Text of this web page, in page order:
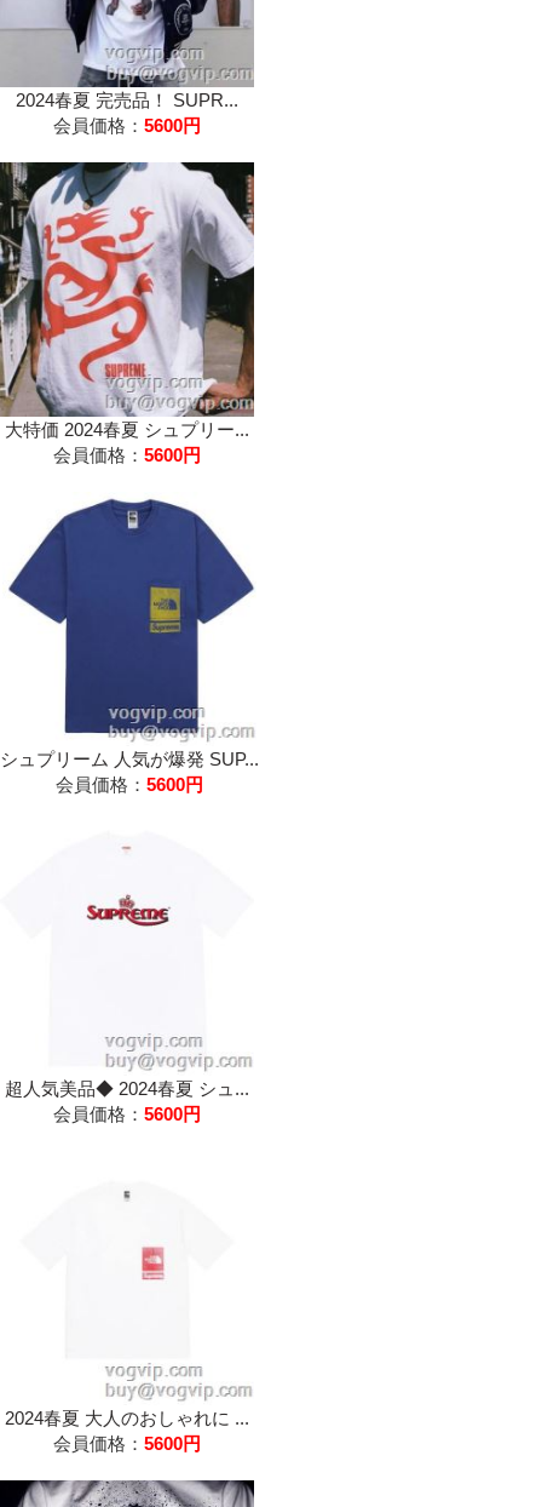
2024春夏 完売品！ SUPR...
会員価格： 5600円
大特価 2024春夏 シュプリー...
会員価格： 5600円
シュプリーム 人気が爆発 SUP...
会員価格： 5600円
超人気美品◆ 2024春夏 シュ...
会員価格： 5600円
2024春夏 大人のおしゃれに ...
会員価格： 5600円